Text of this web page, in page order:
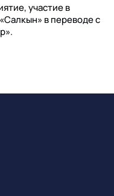
участие в
в переводе с